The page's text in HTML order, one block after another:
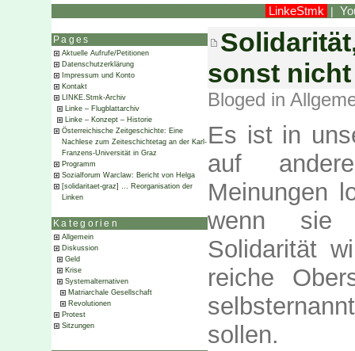
LinkeStmk |
Pages
Aktuelle Aufrufe/Petitionen
Datenschutzerklärung
Impressum und Konto
Kontakt
LINKE.Stmk-Archiv
Linke – Flugblattarchiv
Linke – Konzept – Historie
Österreichische Zeitgeschichte: Eine
Nachlese zum Zeiteschichtetag an der Karl-
Franzens-Universität in Graz
Programm
Sozialforum Warclaw: Bericht von Helga
[solidaritaet-graz] … Reorganisation der
Linken
Kategorien
Allgemein
Diskussion
Geld
Krise
Systemalternativen
Matriarchale Gesellschaft
Revolutionen
Protest
Sitzungen
sonst nicht
Bloged in
Es ist in
auf
Meinungen
wenn sie
Solidarität
reiche
sollen.